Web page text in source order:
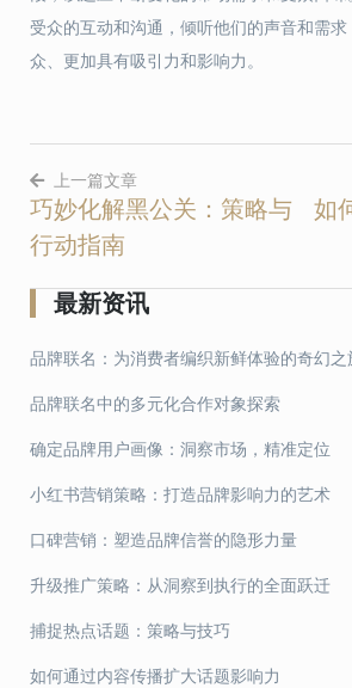
受众的互动和沟通，倾听他们的声音和需
众、更加具有吸引力和影响力。
文
章
导
航
上一篇文章
巧妙化解黑公关：策略与
行动指南
如
最新资讯
品牌联名：为消费者编织新鲜体验的奇幻之
品牌联名中的多元化合作对象探索
确定品牌用户画像：洞察市场，精准定位
小红书营销策略：打造品牌影响力的艺术
口碑营销：塑造品牌信誉的隐形力量
升级推广策略：从洞察到执行的全面跃迁
捕捉热点话题：策略与技巧
如何通过内容传播扩大话题影响力